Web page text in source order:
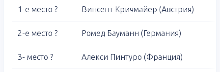
1-е место ? Винсент Кричмайер (Австрия)
2-е место ? Ромед Бауманн (Германия)
3- место ? Алекси Пинтуро (Франция)